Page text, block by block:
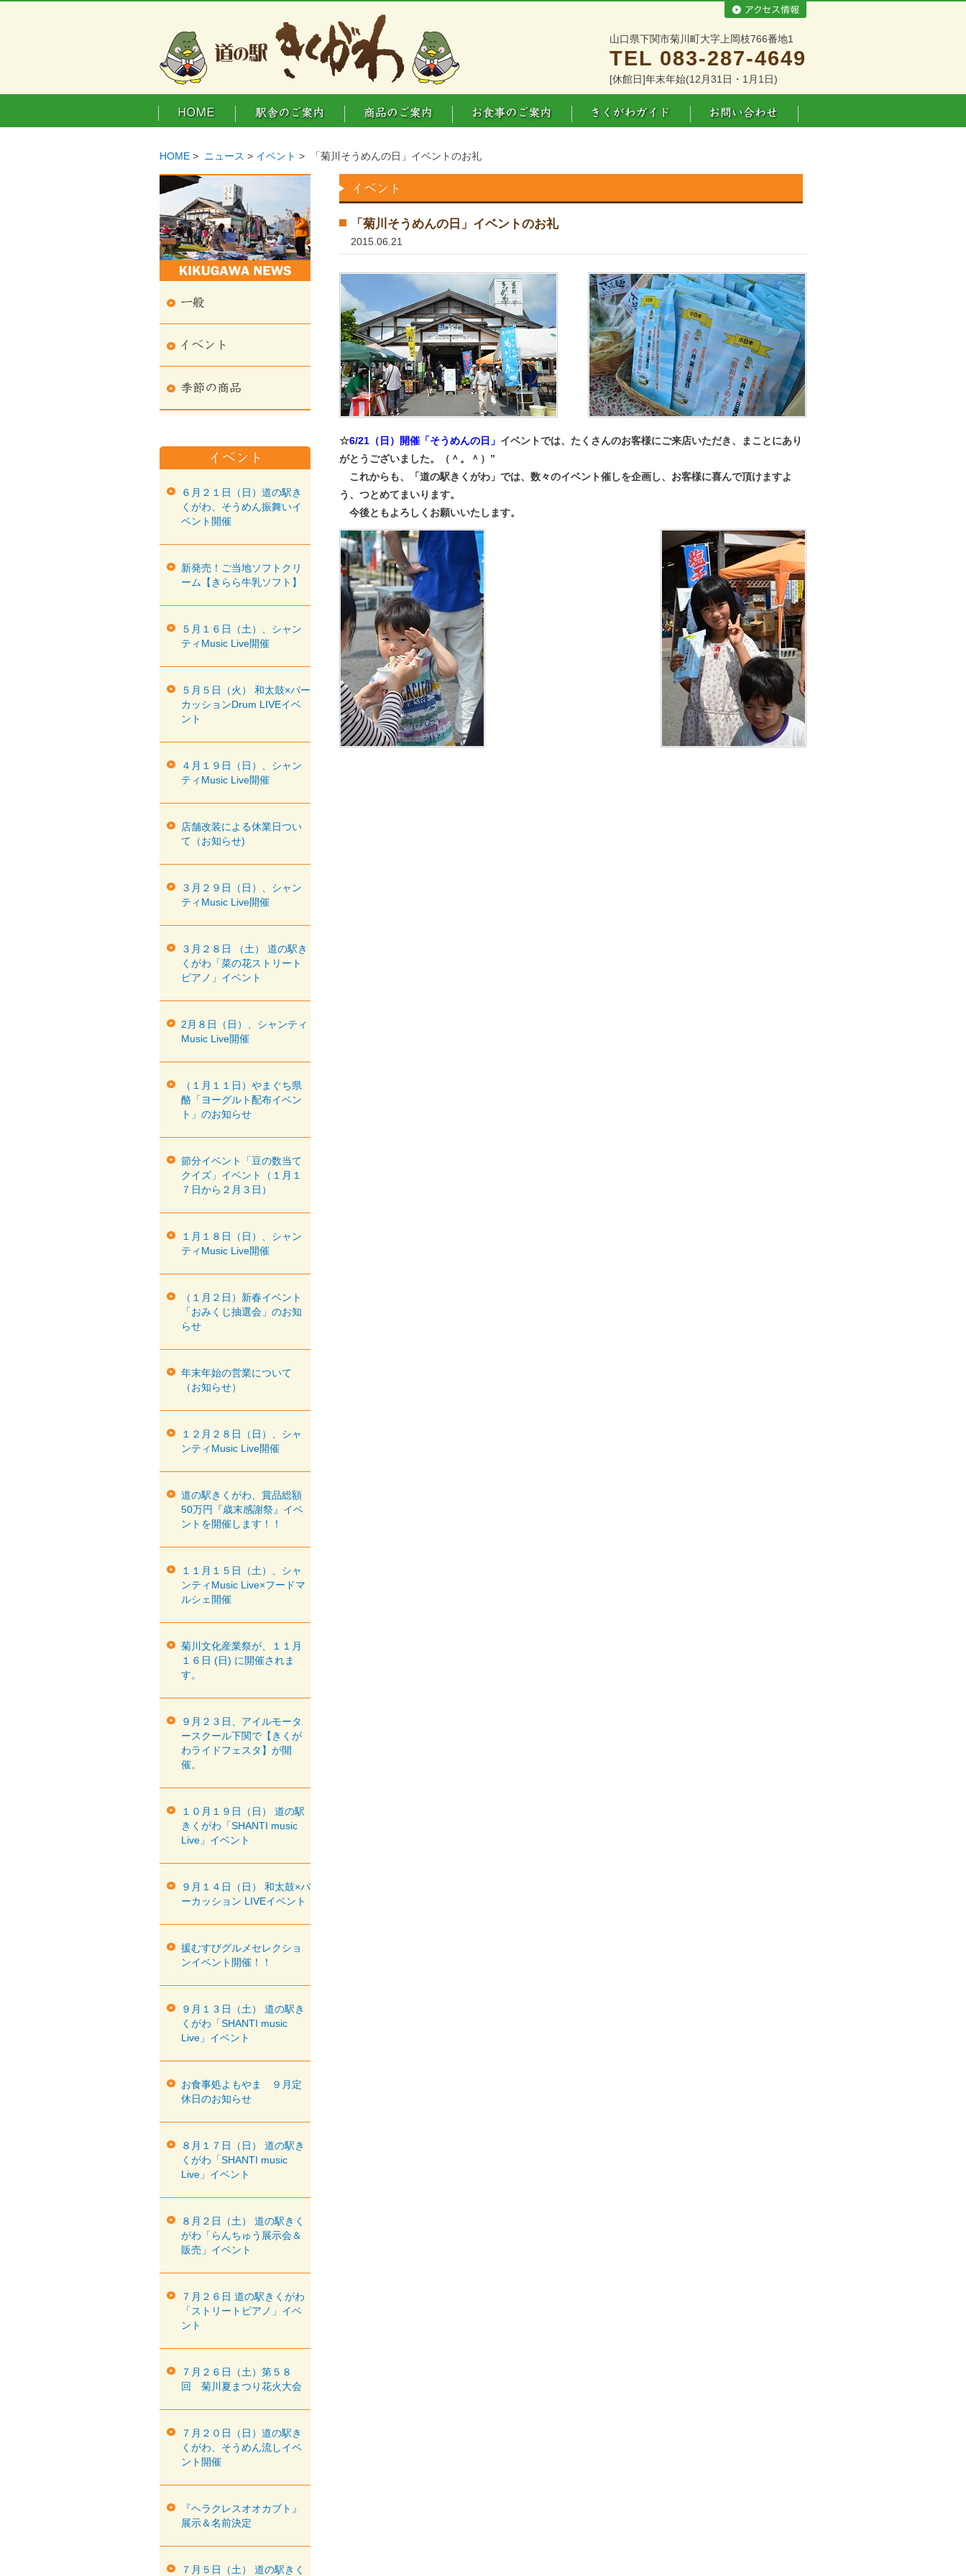
山口県下関市菊川町大字上岡枝766番地1
TEL 083-287-4649
[休館日]年末年始(12月31日・1月1日)
HOME > ニュース > イベント > 「菊川そうめんの日」イベントのお礼
「菊川そうめんの日」イベントのお礼
2015.06.21
☆6/21（日）開催「そうめんの日」 イベントでは、たくさんのお客様にご来店いただき、まことにあり
がとうございました。（＾。＾）”
これからも、「道の駅きくがわ」では、数々のイベント催しを企画し、お客様に喜んで頂けますよ
う、つとめてまいります。
今後ともよろしくお願いいたします。
６月２１日（日）道の駅き
くがわ、そうめん振舞いイ
ベント開催
新発売！ご当地ソフトクリ
ーム【きらら牛乳ソフト】
５月１６日（土）、シャン
ティMusic Live開催
５月５日（火） 和太鼓×パー
カッションDrum LIVEイベ
ント
４月１９日（日）、シャン
ティMusic Live開催
店舗改装による休業日つい
て（お知らせ)
３月２９日（日）、シャン
ティMusic Live開催
３月２８日 （土） 道の駅き
くがわ「菜の花ストリート
ピアノ」イベント
2月８日（日）、シャンティ
Music Live開催
（１月１１日）やまぐち県
酪「ヨーグルト配布イベン
ト」のお知らせ
節分イベント「豆の数当て
クイズ」イベント（１月１
７日から２月３日）
１月１８日（日）、シャン
ティMusic Live開催
（１月２日）新春イベント
「おみくじ抽選会」のお知
らせ
年末年始の営業について
（お知らせ）
１２月２８日（日）、シャ
ンティMusic Live開催
道の駅きくがわ、賞品総額
50万円『歳末感謝祭』イベ
ントを開催します！！
１１月１５日（土）、シャ
ンティMusic Live×フードマ
ルシェ開催
菊川文化産業祭が、１１月
１６日 (日) に開催されま
す。
９月２３日、アイルモータ
ースクール下関で【きくが
わライドフェスタ】が開
催。
１０月１９日（日） 道の駅
きくがわ「SHANTI music
Live」イベント
９月１４日（日） 和太鼓×パ
ーカッション LIVEイベント
援むすびグルメセレクショ
ンイベント開催！！
９月１３日（土） 道の駅き
くがわ「SHANTI music
Live」イベント
お食事処よもやま ９月定
休日のお知らせ
８月１７日（日） 道の駅き
くがわ「SHANTI music
Live」イベント
８月２日（土） 道の駅きく
がわ「らんちゅう展示会＆
販売」イベント
７月２６日 道の駅きくがわ
「ストリートピアノ」イベ
ント
７月２６日（土）第５８
回 菊川夏まつり花火大会
７月２０日（日）道の駅き
くがわ、そうめん流しイベ
ント開催
『ヘラクレスオオカブト』
展示＆名前決定
７月５日（土） 道の駅きく